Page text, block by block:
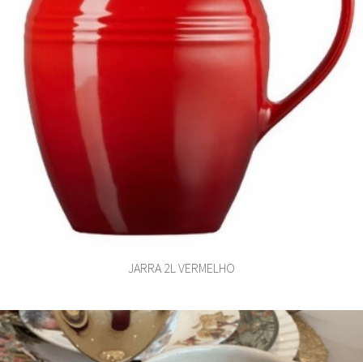
JARRA 2L VERMELHO